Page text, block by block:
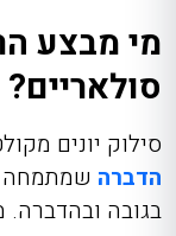
מי מבצע
סולאריים?
סילוק יונים
הדברה שמתמחה
בגובה ובהדברה.